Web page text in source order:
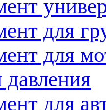
для
для
для